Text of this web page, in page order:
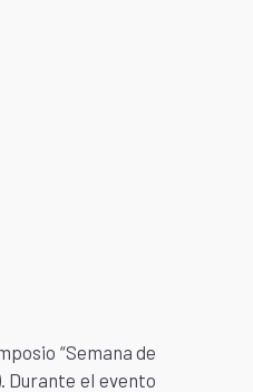
“Semana de
Durante el evento